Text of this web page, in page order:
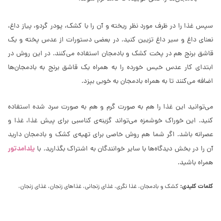
سپس غذا را در ظرف مورد نظر ریخته و آن را با کشک، پودر گردو، پیاز داغ،
نعنای داغ و سیر داغ تزیین کنید. در بعضی دستورات از عدس پخته و یک
قاشق برنج هم در پخت کشک و بادمجان استفاده می‌کنند. در این روش در
ابتدای کار عدس خیس خورده را به همراه یک قاشق برنج به بادمجان‌ها
اضافه می‌کنند تا به همراه بادمجان به خوبی بپزد.
می‌توانید این غذا را هم به صورت گرم و هم به صورت سرد شده استفاده
کنید. این خوراک خوشمزه می‌تواند گزینه‌ی کناسبی برای پیش غذا، غذا و
عصرانه باشد. اگر شما هم روش خاصی برای تهیه‌ی کشک و بادمجان دارید
آن را در بخش دیدگاه‌ها با سایر خوانندگان به اشتراک بگذارید. با یلدامدتور
همراه باشید.
کلمات کلیدی: کشک و بادمجان، غذا نگری، غذای زنجانی، غذاهای زنجان، غذای زنجان،